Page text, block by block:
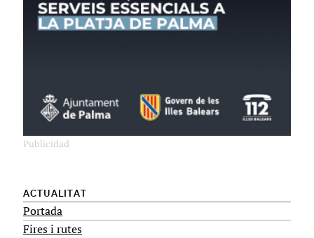
ACTUALITAT
Portada
Fires i rutes